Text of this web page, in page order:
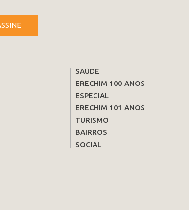
SAÚDE
ERECHIM 100 ANOS
ESPECIAL
ERECHIM 101 ANOS
TURISMO
BAIRROS
SOCIAL